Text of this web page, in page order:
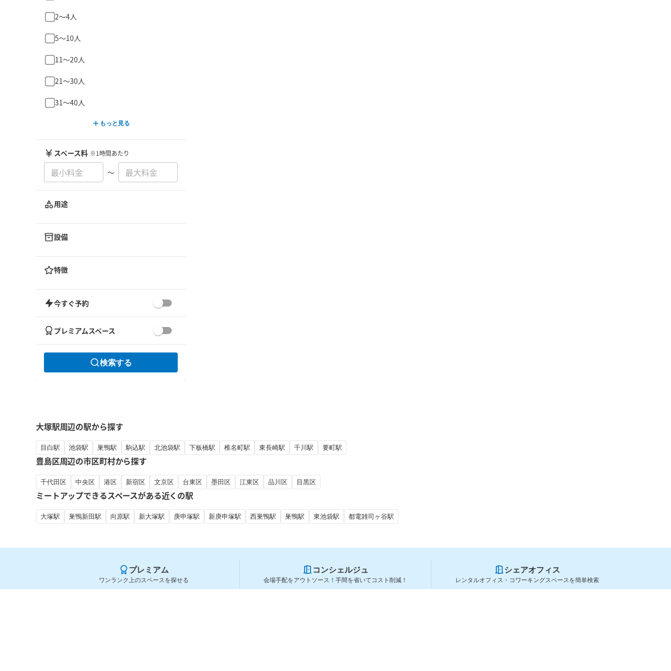
2〜4人
5〜10人
11〜20人
21〜30人
31〜40人
もっと見る
スペース料 ※1時間あたり
〜
用途
設備
特徴
今すぐ予約
プレミアムスペース
検索する
大塚駅周辺の駅から探す
目白駅 池袋駅 巣鴨駅 駒込駅 北池袋駅 下板橋駅 椎名町駅 東長崎駅 千川駅 要町駅
豊島区周辺の市区町村から探す
千代田区 中央区 港区 新宿区 文京区 台東区 墨田区 江東区 品川区 目黒区
ミートアップできるスペースがある近くの駅
大塚駅 巣鴨新田駅 向原駅 新大塚駅 庚申塚駅 新庚申塚駅 西巣鴨駅 巣鴨駅 東池袋駅 都電雑司ヶ谷駅
プレミアム
ワンランク上のスペースを探せる
コンシェルジュ
会場手配をアウトソース！手間を省いてコスト削減！
シェアオフィス
レンタルオフィス・コワーキングスペースを簡単検索